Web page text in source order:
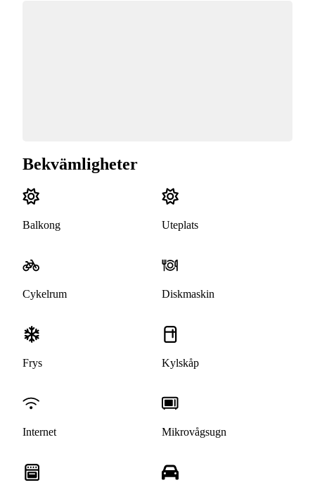
Bekvämligheter
Balkong Uteplats
Cykelrum Diskmaskin
Frys Kylskåp
Internet Mikrovågsugn